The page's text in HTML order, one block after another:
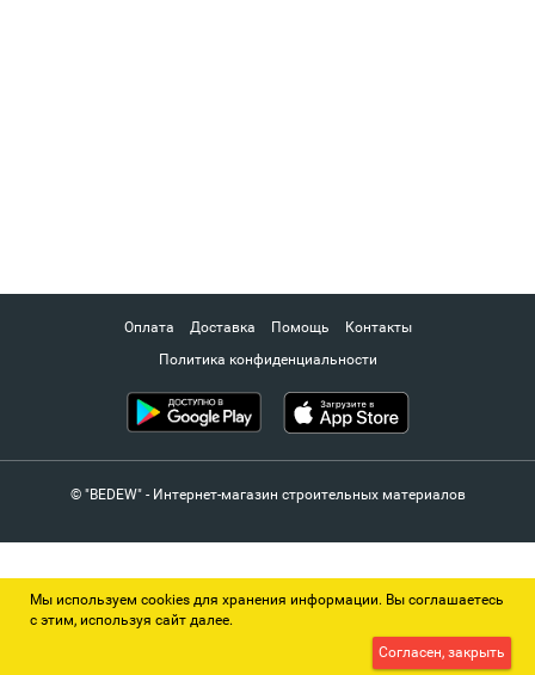
Оплата Доставка Помощь
Контакты
Политика конфиденциальности
© "BEDEW" - Интернет-магазин строительных материалов
Мы используем cookies для хранения информации. Вы соглашаетесь
с этим, используя сайт далее.
Согласен, закрыть